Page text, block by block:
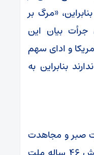
«مرگ بر
جرأت بیان این
و ادای سهم
بنابراین به
صبر و مجاهدت